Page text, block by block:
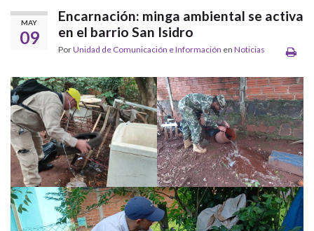
MAY
09
Encarnación: minga ambiental se activa
en el barrio San Isidro
PorUnidad de Comunicación e Información en Noticias